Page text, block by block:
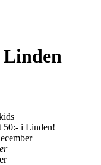
50:- i Linden!